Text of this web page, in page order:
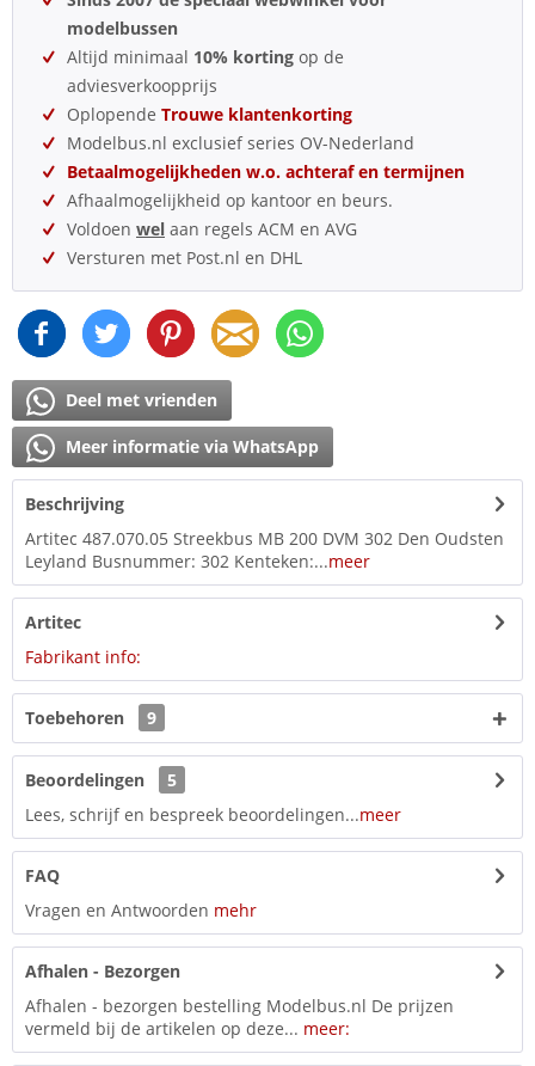
modelbussen
Altijd minimaal 10% korting op de
adviesverkoopprijs
Oplopende Trouwe klantenkorting
Modelbus.nl exclusief series OV-Nederland
Betaalmogelijkheden w.o. achteraf en termijnen
Afhaalmogelijkheid op kantoor en beurs.
Voldoen wel aan regels ACM en AVG
Versturen met Post.nl en DHL
Deel met vrienden
Meer informatie via WhatsApp
Beschrijving
Artitec 487.070.05 Streekbus MB 200 DVM 302 Den Oudsten
Leyland Busnummer: 302 Kenteken:...meer
Artitec
Fabrikant info:
Toebehoren 9
Beoordelingen
5
Lees, schrijf en bespreek beoordelingen...meer
FAQ
Vragen en Antwoorden mehr
Afhalen - Bezorgen
Afhalen - bezorgen bestelling Modelbus.nl De prijzen
vermeld bij de artikelen op deze... meer: